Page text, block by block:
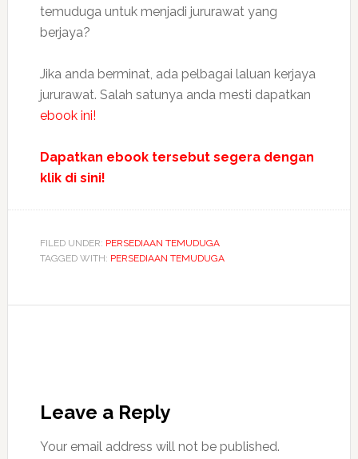
temuduga untuk menjadi jururawat yang
berjaya?
Jika anda berminat, ada pelbagai laluan kerjaya
jururawat. Salah satunya anda mesti dapatkan
ebook ini!
Dapatkan ebook tersebut segera dengan
klik di sini!
FILED UNDER: PERSEDIAAN TEMUDUGA
TAGGED WITH: PERSEDIAAN TEMUDUGA
Leave a Reply
Your email address will not be published.